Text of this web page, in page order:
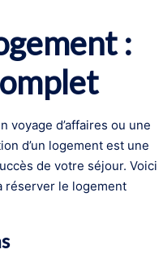
:
voyage d’affaires ou une
d’un logement est une
de votre séjour. Voici
réserver le logement